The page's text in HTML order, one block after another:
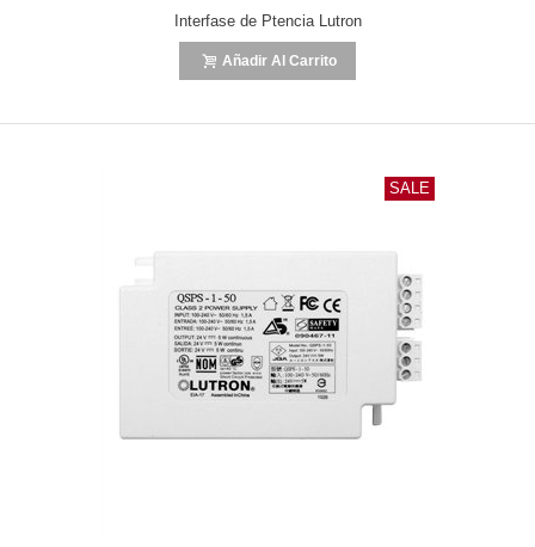
Interfase de Ptencia Lutron
Añadir Al Carrito
SALE